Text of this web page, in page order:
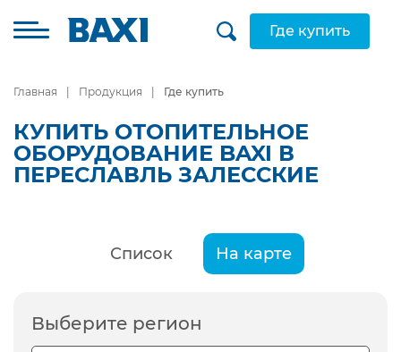
Где купить
Главная Продукция Где купить
КУПИТЬ ОТОПИТЕЛЬНОЕ
ОБОРУДОВАНИЕ BAXI В
ПЕРЕСЛАВЛЬ ЗАЛЕССКИЕ
Список На карте
Выберите регион